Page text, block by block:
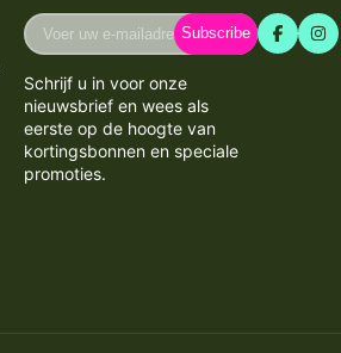
Voer
uw
mailadres
in
Subscribe
Schrijf u in voor onze
nieuwsbrief en wees als
eerste op de hoogte van
kortingsbonnen en speciale
promoties.